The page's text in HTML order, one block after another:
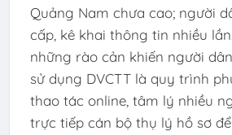
Quảng Nam chưa cao; người
cấp, kê khai thông tin nhiều
những rào cản khiến người
sử dụng DVCTT là quy trình
thao tác online, tâm lý nhiều
trực tiếp cán bộ thụ lý hồ sơ